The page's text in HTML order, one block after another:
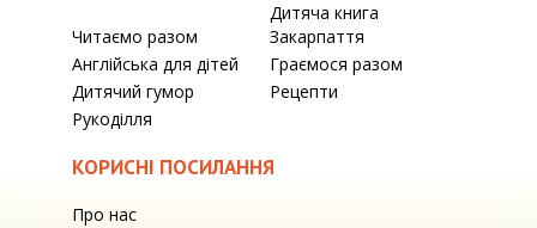
Читаємо разом
Дитяча книга
Закарпаття
Англійська для дітей
Граємося разом
Дитячий гумор
Рецепти
Рукоділля
КОРИСНІ ПОСИЛАННЯ
Про нас